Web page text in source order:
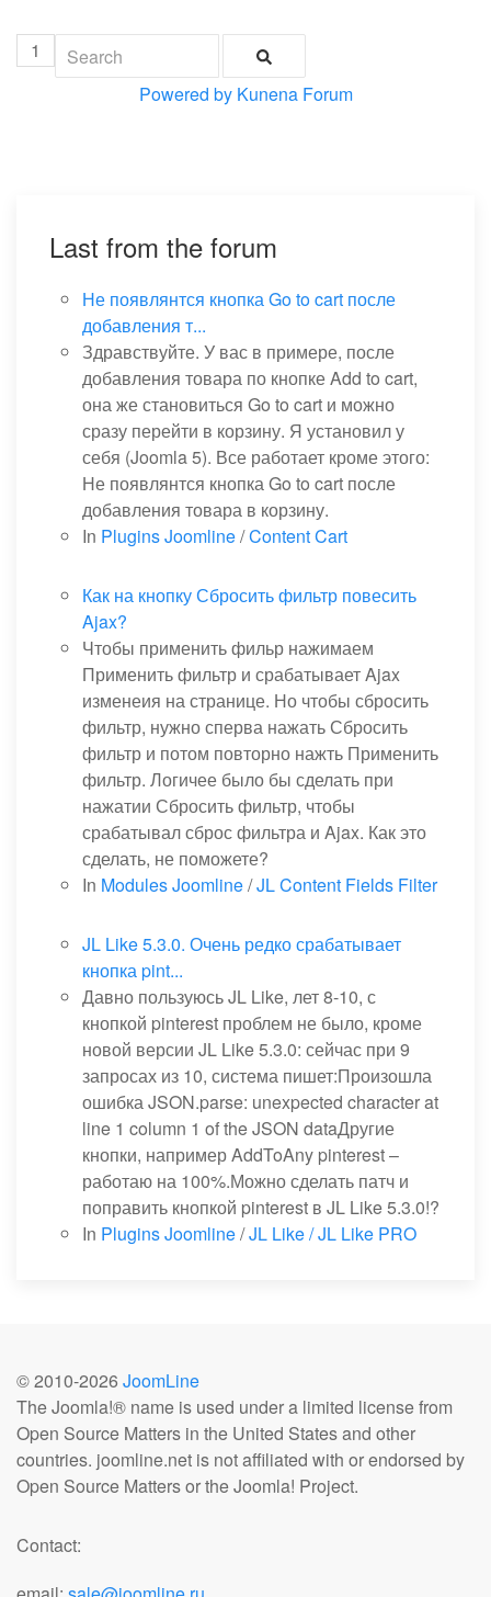
1
Powered by Kunena Forum
Last from the forum
Не появлянтся кнопка Go to cart после
добавления т...
Здравствуйте. У вас в примере, после
добавления товара по кнопке Add to cart,
она же становиться Go to cart и можно
сразу перейти в корзину. Я установил у
себя (Joomla 5). Все работает кроме этого:
Не появлянтся кнопка Go to cart после
добавления товара в корзину.
In Plugins Joomline/Content Cart
Как на кнопку Сбросить фильтр повесить
Ajax?
Чтобы применить фильр нажимаем
Применить фильтр и срабатывает Ajax
изменеия на странице. Но чтобы сбросить
фильтр, нужно сперва нажать Сбросить
фильтр и потом повторно нажть Применить
фильтр. Логичее было бы сделать при
нажатии Сбросить фильтр, чтобы
срабатывал сброс фильтра и Ajax. Как это
сделать, не поможете?
In Modules Joomline/JL Content Fields Filter
JL Like 5.3.0. Очень редко срабатывает
кнопка pint...
Давно пользуюсь JL Like, лет 8-10, с
кнопкой pinterest проблем не было, кроме
новой версии JL Like 5.3.0: сейчас при 9
запросах из 10, система пишет:Произошла
ошибка JSON.parse: unexpected character at
line 1 column 1 of the JSON dataДругие
кнопки, например AddToAny pinterest –
работаю на 100%.Можно сделать патч и
поправить кнопкой pinterest в JL Like 5.3.0!?
In Plugins Joomline/JL Like / JL Like PRO
© 2010-2026 JoomLine
The Joomla!® name is used under a limited license from
Open Source Matters in the United States and other
countries. joomline.net is not affiliated with or endorsed by
Open Source Matters or the Joomla! Project.
Contact: